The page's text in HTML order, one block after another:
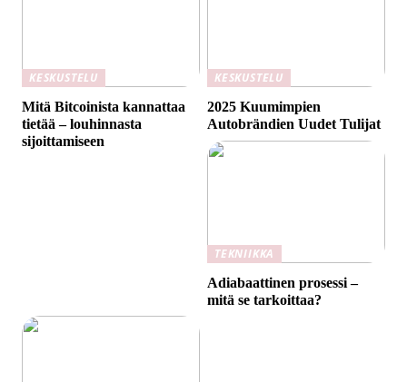
KESKUSTELU
Mitä Bitcoinista kannattaa
tietää – louhinnasta
sijoittamiseen
KESKUSTELU
2025 Kuumimpien
Autobrändien Uudet Tulijat
TEKNIIKKA
Adiabaattinen prosessi –
mitä se tarkoittaa?